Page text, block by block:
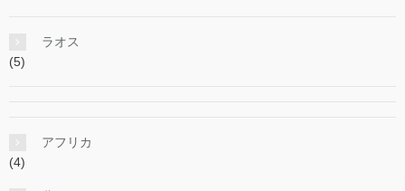
ラオス
(5)
アフリカ
(4)